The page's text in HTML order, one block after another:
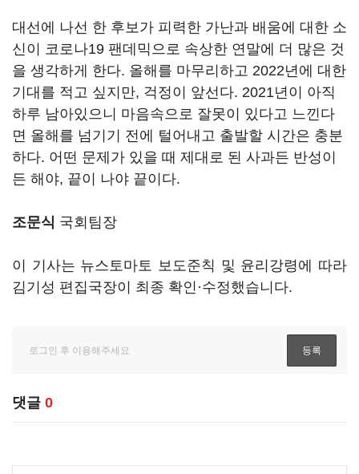
대선에 나선 한 후보가 피력한 가난과 배움에 대한 소
신이 코로나19 팬데믹으로 속상한 연말에 더 많은 것
을 생각하게 한다. 올해를 마무리하고 2022년에 대한
기대를 적고 싶지만, 걱정이 앞선다. 2021년이 아직
하루 남아있으니 마음속으로 잘못이 있다고 느낀다
면 올해를 넘기기 전에 털어내고 출발할 시간은 충분
하다. 어떤 문제가 있을 때 제대로 된 사과든 반성이
든 해야, 끝이 나야 끝이다.
조문식 국회팀장
이 기사는 뉴스토마토 보도준칙 및 윤리강령에 따라
김기성 편집국장이 최종 확인·수정했습니다.
댓글 0